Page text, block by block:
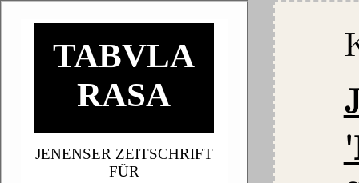
TABVLA
RASA
JENENSER ZEITSCHRIFT
FÜR